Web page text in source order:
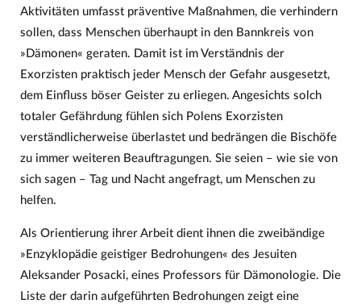
Aktivitäten umfasst präventive Maßnahmen, die verhindern
sollen, dass Menschen überhaupt in den Bannkreis von
»Dämonen« geraten. Damit ist im Verständnis der
Exorzisten praktisch jeder Mensch der Gefahr ausgesetzt,
dem Einfluss böser Geister zu erliegen. Angesichts solch
totaler Gefährdung fühlen sich Polens Exorzisten
verständlicherweise überlastet und bedrängen die Bischöfe
zu immer weiteren Beauftragungen. Sie seien – wie sie von
sich sagen – Tag und Nacht angefragt, um Menschen zu
helfen.
Als Orientierung ihrer Arbeit dient ihnen die zweibändige
»Enzyklopädie geistiger Bedrohungen« des Jesuiten
Aleksander Posacki, eines Professors für Dämonologie. Die
Liste der darin aufgeführten Bedrohungen zeigt eine